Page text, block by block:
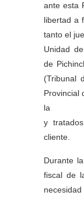
ante esta
libertad a
tanto el
Unidad
de
(Tribunal
Provincial
la
y
cliente.
Durante
fiscal de